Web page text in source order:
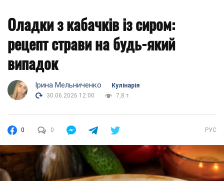
Оладки з кабачків із сиром:
рецепт страви на будь-який
випадок
Ірина Мельниченко
Кулінарія
30.06.2026 12:00
7,8 т.
0 0 РУС